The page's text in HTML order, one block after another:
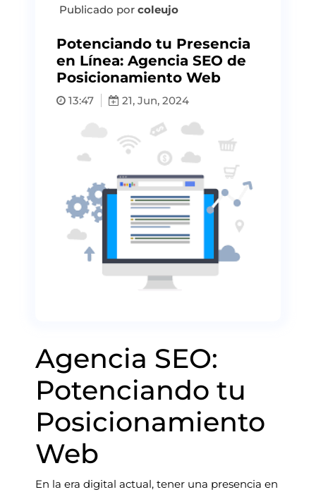
Publicado por coleujo
Potenciando tu Presencia
en Línea: Agencia SEO de
Posicionamiento Web
13:47 21, Jun, 2024
Agencia SEO:
Potenciando tu
Posicionamiento
Web
En la era digital actual, tener una presencia en